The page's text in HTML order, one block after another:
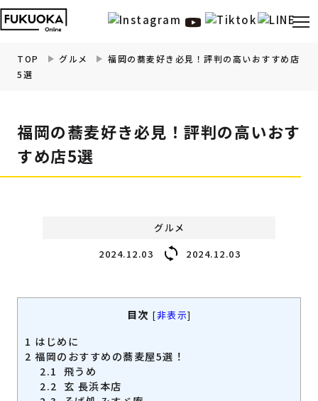
福岡の観光・お出かけ 情報
福岡のイベント情報
フィットネス情報
福岡の暮らし情報
福岡の
福岡のビジネス
TOP グルメ
福岡の蕎麦好き必見！評判の高いおすすめ店
5選
福岡の蕎麦好き必見！評判の高いおす
すめ店5選
グルメ
2024.12.03
2024.12.03
目次 [非表示]
1 はじめに
2 福岡のおすすめの蕎麦屋5選！
2.1 飛うめ
2.2 玄 長浜本店